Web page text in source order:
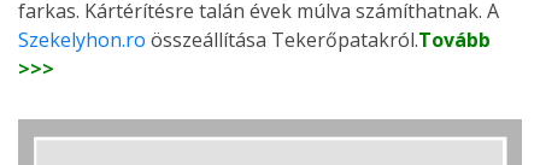
farkas. Kártérítésre talán évek múlva számíthatnak. A
Szekelyhon.ro összeállítása Tekerőpatakról.Tovább
>>>